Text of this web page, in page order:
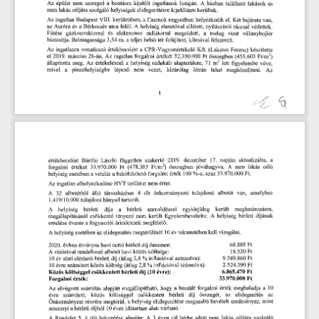
Az épület nem szerepel a bontásra kijelölt ingatlanok listáján. A házban található lakások és
nem lakás céljára szolgáló helyiségek elidegenítésre kijelölésre kerültek.
Az ingatlan Budapest VIII. kerületében, a Csarnok negyedben helyezkedik el. Két bejárata van,
az Auróra és a Bérkocsis utca felől. A helyiség riasztóval ellátott, nyílászárói ráccsal védettek.
Fűtése gázkonvektorral és elektromos radiátorral megoldott, a meleg vizet villanybojler
biztosítja. Belmagassága 3,54 m, a teljes belső tér felújított, klímával felszerelt.
Az ingatlanra vonatkozó értékbecslést a CPR -Vagyonértékelő Kft. (Lakatos Ferenc) készítette
el 2019. március 28-án. Az ingatlan forgalmi értékét 32.350.000 Ft összegben (455.603 Ft/m2)
állapította meg. Az értékelésnél a helyiség redukált alapterülete, 71 m2 lett figyelembe véve,
mivel
a pincehelyiségbe lépcső nem vezet, kizárólag létrán lehet megközelíteni. Az
értékbecslést Bártfai László független szakértő 2019. december 17. napján aktualizálta,
a
forgalmi értéket 33.970.000 Ft (478.383 Ft/m2) összegben jóváhagyva. A nem lakás célú
helyiség esetében a vételár a beköltözhető forgalmi érték 100 %-a, azaz 33.970.000 Ft.
Az ingatlan elhelyezkedése HVT területet nem érint.
A
32 albetétből álló társasházban 4 db önkormányzati tulajdonú albetét van,
amelyhez
1.419/10.000 tulajdoni hányad tartozik.
A
helyiség bérleti díja a bérleti szerződéssel egyidejűleg került
meghatározásra,
megállapításánál csökkentő tényező nem került figyelembevételre. A helyiség bérleti díjának
emelése évente a fogyasztói árindexnek megfelelő.
A helyiség esetében az elidegenítés megtérülését 10 év tekintetében kell vizsgálni.
2020. évben érvényes havi nettó bérleti díj összesen:
A vízórával rendelkező albetét havi közös költsége:
10 év alatt elérhető bérleti díj (átlag 2,8 % inflációval számolva):
10 évre számított közös költség (átlag 2,8 % inflációval számolva):
Közös költséggel csökkentett bérleti díj (10 évre):
Forgalmi érték:
68.888 Ft
18.520 Ft
9.389.860 Ft
2.524.390 Ft
6.865.470 Ft
33.970.000 Ft
Az elvégzett számítás alapján megállapítható, hogy a becsült forgalmi érték meghaladja a 10
évre
számított, közös költséggel csökkentett bérleti díj összegét, az elidegenítés
az
Önkormányzat részére megtérül, a helyiség elidegenítése magasabb bevételt eredményez, mint
amennyi a bérleti díjból 10 dyes időtartam alatt várható.
A Rendelet 5. § (6) bekezdése alapján: A 3 éven túl bérbe adott nem lakás céljára szolgáló